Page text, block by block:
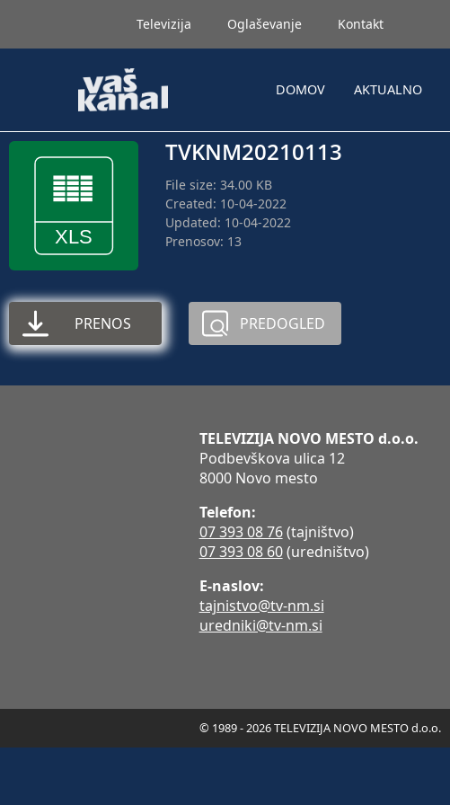
Televizija Oglaševanje Kontakt
DOMOV AKTUALNO
TVKNM20210113
File size: 34.00 KB
Created: 10-04-2022
Updated: 10-04-2022
Prenosov: 13
PRENOS PREDOGLED
TELEVIZIJA NOVO MESTO d.o.o.
Podbevškova ulica 12
8000 Novo mesto
Telefon:
07 393 08 76(tajništvo)
07 393 08 60(uredništvo)
E-naslov:
tajnistvo@tv-nm.si
uredniki@tv-nm.si
© 1989 - 2026 TELEVIZIJA NOVO MESTO d.o.o.